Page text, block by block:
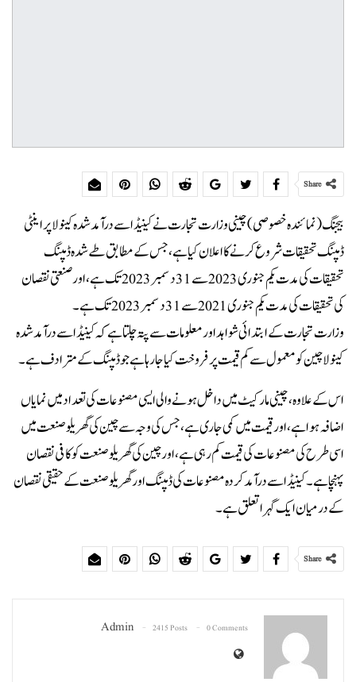
Share
بیجنگ (نمائندہ خصوصی) چینی وزارت تجارت نے کینیڈا سے درآمد شدہ کینولا پر اینٹی
ڈمپنگ تحقیقات شروع کرنے کا اعلان کیا ہے، جس کے مطابق طے شدہ ڈمپنگ
تحقیقات کی مدت یکم جنوری 2023 سے 31 دسمبر 2023 تک ہے ، اور صنعتی نقصان
کی تحقیقات کی مدت یکم جنوری 2021 سے 31 دسمبر 2023 تک ہے۔
وزارت تجارت کے ابتدائی شواہد اور معلومات سے پتہ چلتا ہے کہ کینیڈا سے درآمد شدہ
کینولا چین کو معمول سے کم قیمت پر فروخت کیا جا رہا ہےجو ڈمپنگ کے مترادف ہے ۔
اس کے علاوہ ، چینی مارکیٹ میں داخل ہونے والی ایسی مصنوعات کی تعداد میں نمایاں
اضافہ ہوا ہے ، اور قیمت میں کمی جاری ہے ، جس کی وجہ سے چین کی گھریلو صنعت میں
اسی طرح کی مصنوعات کی قیمت کم رہی ہے ، اور چین کی گھریلو صنعت کو کافی نقصان
پہنچا ہے ۔ کینیڈا سے درآمد کردہ مصنوعات کی ڈمپنگ اور گھریلو صنعت کے حقیقی نقصان
کے درمیان ایک گہرا تعلق ہے۔
Share
Admin 2415 Posts 0 Comments